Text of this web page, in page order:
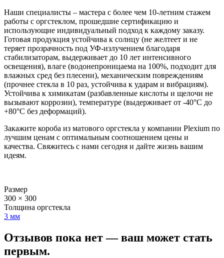
Наши специалисты – мастера с более чем 10-летним стажем
работы с оргстеклом, прошедшие сертификацию и
использующие индивидуальный подход к каждому заказу.
Готовая продукция устойчива к солнцу (не желтеет и не
теряет прозрачность под УФ-излучением благодаря
стабилизаторам, выдерживает до 10 лет интенсивного
освещения), влаге (водонепроницаема на 100%, подходит для
влажных сред без плесени), механическим повреждениям
(прочнее стекла в 10 раз, устойчива к ударам и вибрациям).
Устойчива к химикатам (разбавленные кислоты и щелочи не
вызывают коррозии), температуре (выдерживает от -40°C до
+80°C без деформаций).
Закажите короба из матового оргстекла у компании Plexium по
лучшим ценам с оптимальным соотношением цены и
качества. Свяжитесь с нами сегодня и дайте жизнь вашим
идеям.
Размер
300 × 300
Толщина оргстекла
3 мм
Отзывов пока нет — ваш может стать
первым.